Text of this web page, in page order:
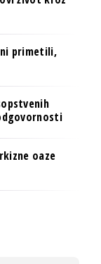
ni primetili,
oaze